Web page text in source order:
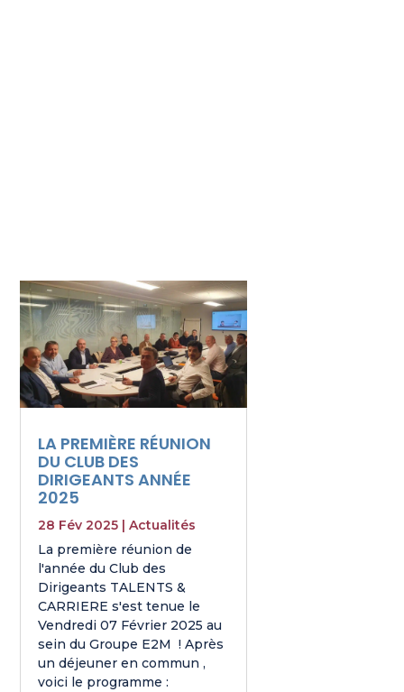
LA PREMIÈRE RÉUNION
DU CLUB DES
DIRIGEANTS ANNÉE
2025
28 Fév 2025 |Actualités
La première réunion de
l'année du Club des
Dirigeants TALENTS &
CARRIERE s'est tenue le
Vendredi 07 Février 2025 au
sein du Groupe E2M ! Après
un déjeuner en commun ,
voici le programme :